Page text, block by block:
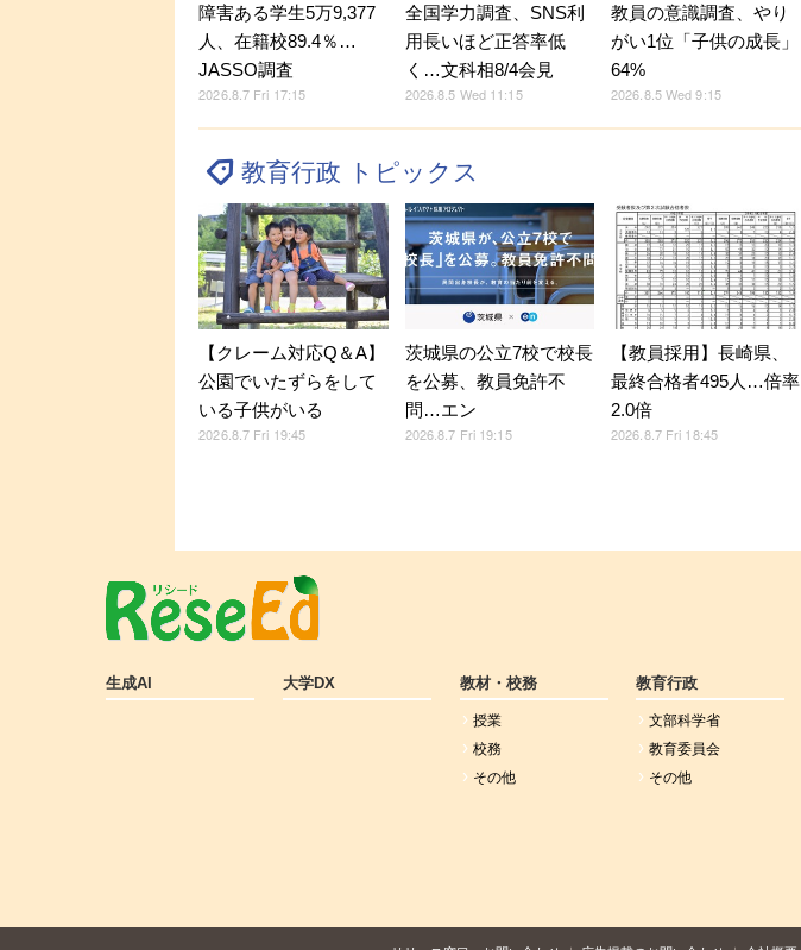
障害ある学生5万9,377
人、在籍校89.4％…
JASSO調査
2026.8.7 Fri 17:15
全国学力調査、SNS利
用長いほど正答率低
く…文科相8/4会見
2026.8.5 Wed 11:15
教員の意識調査、やり
がい1位「子供の成長」
64%
2026.8.5 Wed 9:15
教育行政 トピックス
【クレーム対応Q＆A】
公園でいたずらをして
いる子供がいる
2026.8.7 Fri 19:45
茨城県の公立7校で校長
を公募、教員免許不
問…エン
2026.8.7 Fri 19:15
【教員採用】長崎県、
最終合格者495人…倍率
2.0倍
2026.8.7 Fri 18:45
生成AI 大学DX 教材・校務
授業
校務
その他
教育行政
文部科学省
教育委員会
その他